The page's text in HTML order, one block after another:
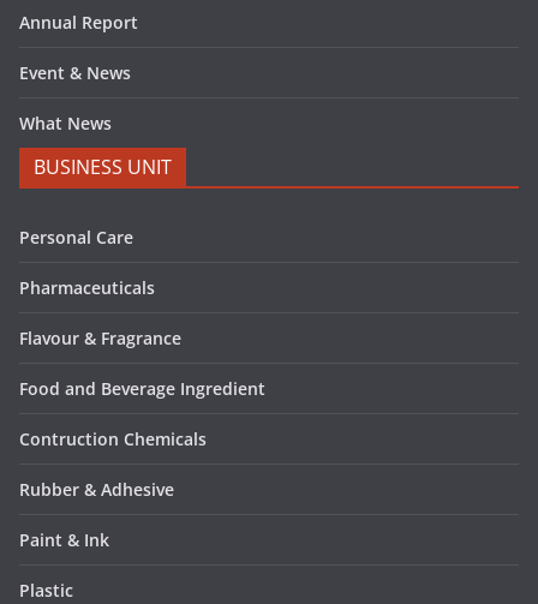
Annual Report
Event & News
What News
BUSINESS UNIT
Personal Care
Pharmaceuticals
Flavour & Fragrance
Food and Beverage Ingredient
Contruction Chemicals
Rubber & Adhesive
Paint & Ink
Plastic